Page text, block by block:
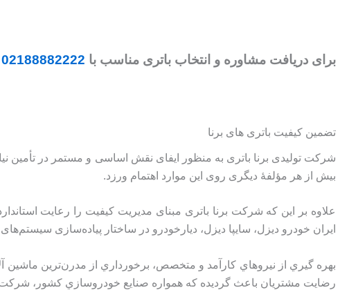
برای دریافت مشاوره و انتخاب باتری مناسب با 02188882222
تضمین کیفیت باتری های برنا
شرکت تولیدی برنا باتری به منظور ایفای نقش اساسی و مستمر در تأمین
بیش از هر مؤلفۀ دیگری روی این موارد اهتمام ورزد.
علاوه بر این که شرکت برنا باتری مبنای مدیریت کیفیت را رعایت
ایران خودرو دیزل، سایپا دیزل، دیارخودرو در ساختار پیاده‌سازی
بهره گيري از نيروهاي كارآمد و متخصص، برخورداري از مدرن‌ترين ماشين
رضايت مشتريان باعث گرديده كه همواره صنايع خودروسازي كشور، شركت